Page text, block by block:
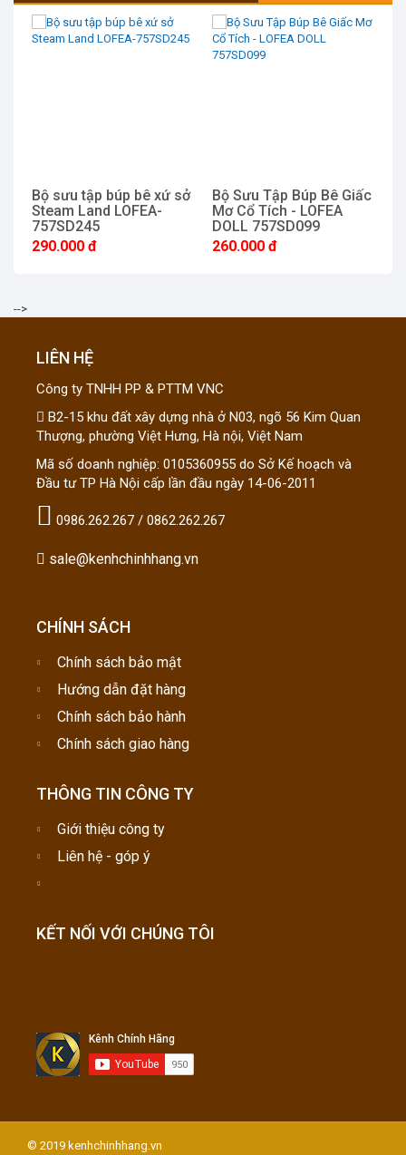
Bộ sưu tập búp bê xứ sở
Steam Land LOFEA-
757SD245
290.000 đ
Bộ Sưu Tập Búp Bê Giấc
Mơ Cổ Tích - LOFEA
DOLL 757SD099
260.000 đ
-->
LIÊN HỆ
Công ty TNHH PP & PTTM VNC
B2-15 khu đất xây dựng nhà ở N03, ngõ 56 Kim Quan
Thượng, phường Việt Hưng, Hà nội, Việt Nam
Mã số doanh nghiệp: 0105360955 do Sở Kế hoạch và
Đầu tư TP Hà Nội cấp lần đầu ngày 14-06-2011
0986.262.267 / 0862.262.267
sale@kenhchinhhang.vn
CHÍNH SÁCH
Chính sách bảo mật
Hướng dẫn đặt hàng
Chính sách bảo hành
Chính sách giao hàng
THÔNG TIN CÔNG TY
Giới thiệu công ty
Liên hệ - góp ý
KẾT NỐI VỚI CHÚNG TÔI
© 2019 kenhchinhhang.vn